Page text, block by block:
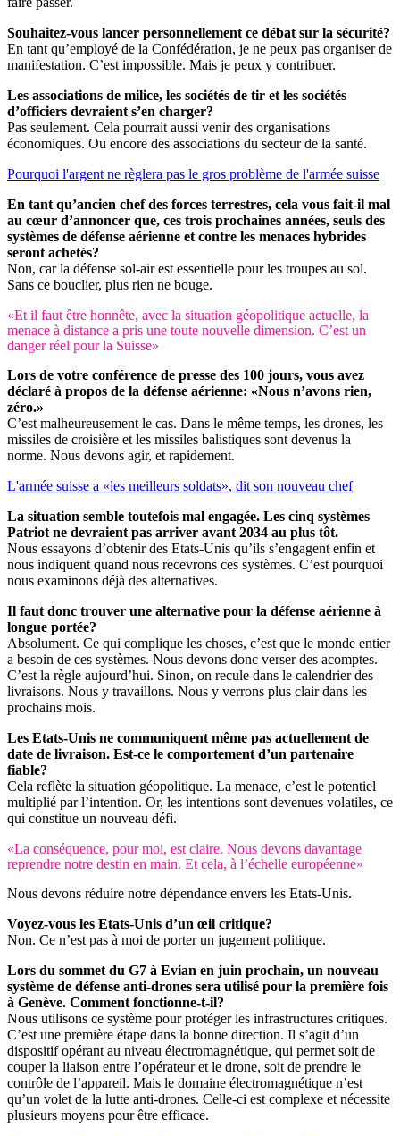
Souhaitez-vous lancer personnellement ce débat sur la sécurité?
En tant qu’employé de la Confédération, je ne peux pas organiser de
manifestation. C’est impossible. Mais je peux y contribuer.
Les associations de milice, les sociétés de tir et les sociétés
d’officiers devraient s’en charger?
Pas seulement. Cela pourrait aussi venir des organisations
économiques. Ou encore des associations du secteur de la santé.
Pourquoi l'argent ne règlera pas le gros problème de l'armée suisse
En tant qu’ancien chef des forces terrestres, cela vous fait-il mal
au cœur d’annoncer que, ces trois prochaines années, seuls des
systèmes de défense aérienne et contre les menaces hybrides
seront achetés?
Non, car la défense sol-air est essentielle pour les troupes au sol.
Sans ce bouclier, plus rien ne bouge.
«Et il faut être honnête, avec la situation géopolitique actuelle, la
menace à distance a pris une toute nouvelle dimension. C’est un
danger réel pour la Suisse»
Lors de votre conférence de presse des 100 jours, vous avez
déclaré à propos de la défense aérienne: «Nous n’avons rien,
zéro.»
C’est malheureusement le cas. Dans le même temps, les drones, les
missiles de croisière et les missiles balistiques sont devenus la
norme. Nous devons agir, et rapidement.
L'armée suisse a «les meilleurs soldats», dit son nouveau chef
La situation semble toutefois mal engagée. Les cinq systèmes
Patriot ne devraient pas arriver avant 2034 au plus tôt.
Nous essayons d’obtenir des Etats-Unis qu’ils s’engagent enfin et
nous indiquent quand nous recevrons ces systèmes. C’est pourquoi
nous examinons déjà des alternatives.
Il faut donc trouver une alternative pour la défense aérienne à
longue portée?
Absolument. Ce qui complique les choses, c’est que le monde entier
a besoin de ces systèmes. Nous devons donc verser des acomptes.
C’est la règle aujourd’hui. Sinon, on recule dans le calendrier des
livraisons. Nous y travaillons. Nous y verrons plus clair dans les
prochains mois.
Les Etats-Unis ne communiquent même pas actuellement de
date de livraison. Est-ce le comportement d’un partenaire
fiable?
Cela reflète la situation géopolitique. La menace, c’est le potentiel
multiplié par l’intention. Or, les intentions sont devenues volatiles, ce
qui constitue un nouveau défi.
«La conséquence, pour moi, est claire. Nous devons davantage
reprendre notre destin en main. Et cela, à l’échelle européenne»
Nous devons réduire notre dépendance envers les Etats-Unis.
Voyez-vous les Etats-Unis d’un œil critique?
Non. Ce n’est pas à moi de porter un jugement politique.
Lors du sommet du G7 à Evian en juin prochain, un nouveau
système de défense anti-drones sera utilisé pour la première fois
à Genève. Comment fonctionne-t-il?
Nous utilisons ce système pour protéger les infrastructures critiques.
C’est une première étape dans la bonne direction. Il s’agit d’un
dispositif opérant au niveau électromagnétique, qui permet soit de
couper la liaison entre l’opérateur et le drone, soit de prendre le
contrôle de l’appareil. Mais le domaine électromagnétique n’est
qu’un volet de la lutte anti-drones. Celle-ci est complexe et nécessite
plusieurs moyens pour être efficace.